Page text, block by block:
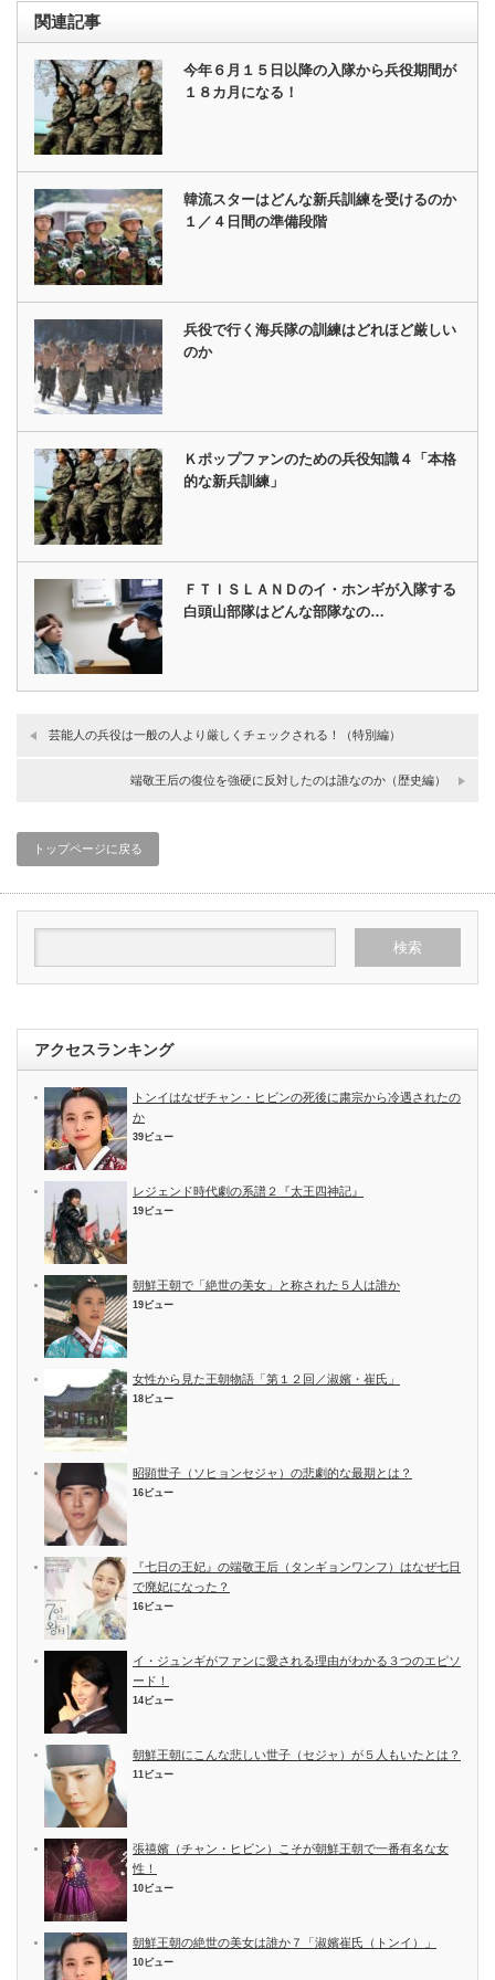
関連記事
今年６月１５日以降の入隊から兵役期間が
１８カ月になる！
韓流スターはどんな新兵訓練を受けるのか
１／４日間の準備段階
兵役で行く海兵隊の訓練はどれほど厳しい
のか
Ｋポップファンのための兵役知識４「本格
的な新兵訓練」
ＦＴＩＳＬＡＮＤのイ・ホンギが入隊する
白頭山部隊はどんな部隊なの…
芸能人の兵役は一般の人より厳しくチェックされる！（特別編）
端敬王后の復位を強硬に反対したのは誰なのか（歴史編）
トップページに戻る
アクセスランキング
トンイはなぜチャン・ヒビンの死後に粛宗から冷遇されたの
か
39ビュー
レジェンド時代劇の系譜２『太王四神記』
19ビュー
朝鮮王朝で「絶世の美女」と称された５人は誰か
19ビュー
女性から見た王朝物語「第１２回／淑嬪・崔氏」
18ビュー
昭顕世子（ソヒョンセジャ）の悲劇的な最期とは？
16ビュー
『七日の王妃』の端敬王后（タンギョンワンフ）はなぜ七日
で廃妃になった？
16ビュー
イ・ジュンギがファンに愛される理由がわかる３つのエピソ
ード！
14ビュー
朝鮮王朝にこんな悲しい世子（セジャ）が５人もいたとは？
11ビュー
張禧嬪（チャン・ヒビン）こそが朝鮮王朝で一番有名な女
性！
10ビュー
朝鮮王朝の絶世の美女は誰か７「淑嬪崔氏（トンイ）」
10ビュー